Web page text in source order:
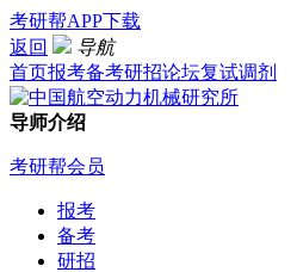
考研帮APP下载
返回
导航
首页报考备考研招论坛复试调剂
导师介绍
考研帮会员
报考
备考
研招